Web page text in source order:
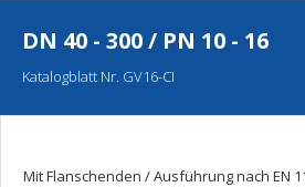
DN 40 - 300 / PN 10 - 16
Katalogblatt Nr. GV16-CI
Mit Flanschenden / Ausführung nach EN